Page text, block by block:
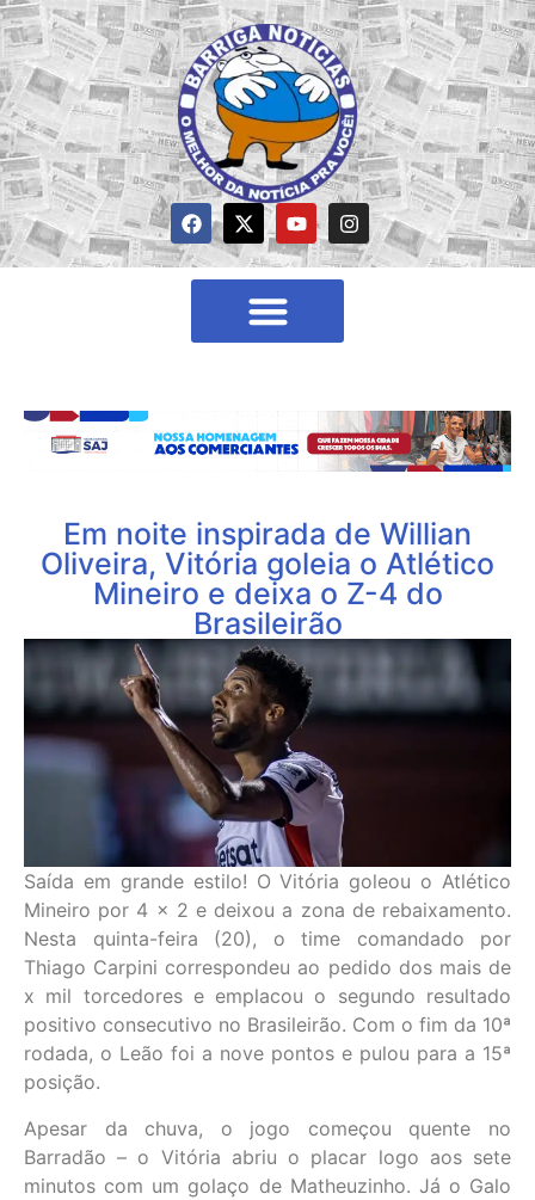
Em noite inspirada de Willian
Oliveira, Vitória goleia o Atlético
Mineiro e deixa o Z-4 do
Brasileirão
Saída em grande estilo! O Vitória goleou o Atlético
Mineiro por 4 x 2 e deixou a zona de rebaixamento.
Nesta quinta-feira (20), o time comandado por
Thiago Carpini correspondeu ao pedido dos mais de
x mil torcedores e emplacou o segundo resultado
positivo consecutivo no Brasileirão. Com o fim da 10ª
rodada, o Leão foi a nove pontos e pulou para a 15ª
posição.
Apesar da chuva, o jogo começou quente no
Barradão – o Vitória abriu o placar logo aos sete
minutos com um golaço de Matheuzinho. Já o Galo